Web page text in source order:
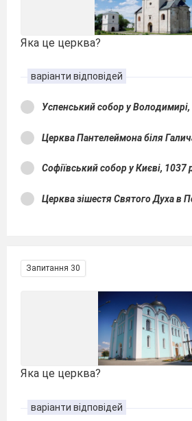
Яка це церква?
варіанти відповідей
Успенський собор у Володимирі,
Церква Пантелеймона біля
Софіївський собор у Києві, 1037
Церква зішестя Святого Духа в
Запитання 30
Яка це церква?
варіанти відповідей